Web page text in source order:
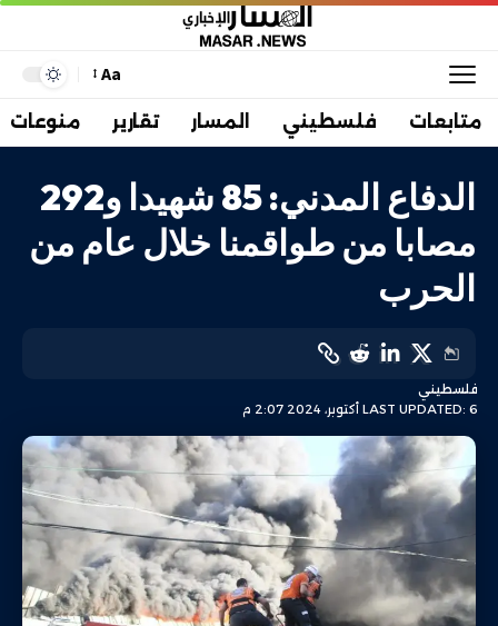
Aa
متابعات فلسطيني المسار تقارير منوعات
الدفاع المدني: 85 شهيدا و292
مصابا من طواقمنا خلال عام من
الحرب
LAST UPDATED: 6 أكتوبر، 2024 2:07 م
فلسطيني